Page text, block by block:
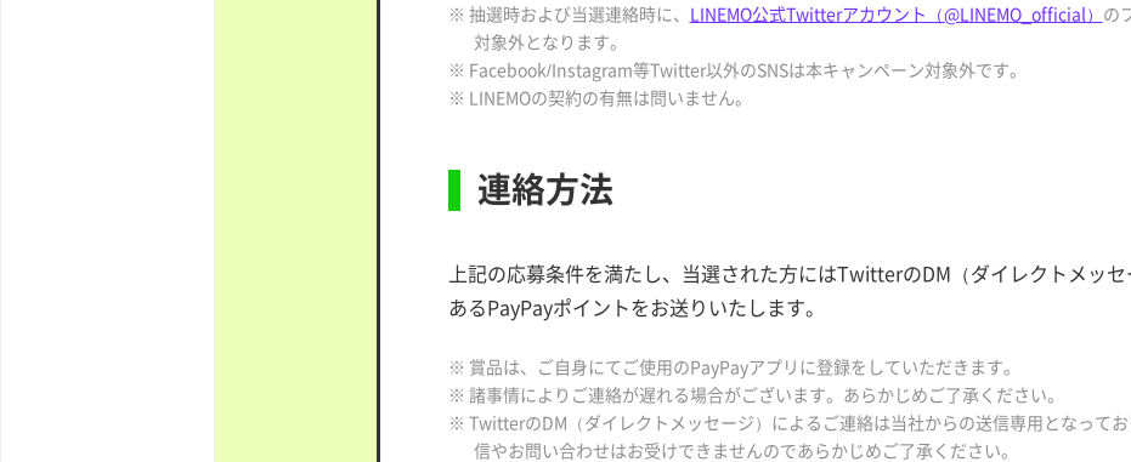
※ 抽選時および当選連絡時に、 LINEMO公式Twitterアカウント（@LINEMO_official） の
対象外となります。
※ Facebook/Instagram等Twitter以外のSNSは本キャンペーン対象外です。
※ LINEMOの契約の有無は問いません。
連絡方法
上記の応募条件を満たし、当選された方にはTwitterのDM（ダイレクトメッ
あるPayPayポイントをお送りいたします。
※ 賞品は、ご自身にてご使用のPayPayアプリに登録をしていただきます。
※ 諸事情によりご連絡が遅れる場合がございます。あらかじめご了承ください。
※ TwitterのDM（ダイレクトメッセージ）によるご連絡は当社からの送信専用となって
信やお問い合わせはお受けできませんのであらかじめご了承ください。